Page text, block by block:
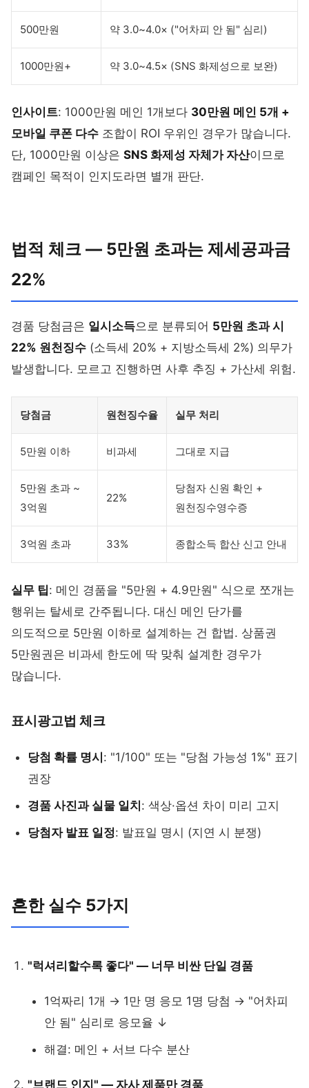
500만원 약 3.0~4.0× ("어차피 안 됨" 심리)
1000만원+ 약 3.0~4.5× (SNS 화제성으로 보완)
인사이트: 1000만원 메인 1개보다 30만원 메인 5개 +
모바일 쿠폰 다수 조합이 ROI 우위인 경우가 많습니다.
단, 1000만원 이상은 SNS 화제성 자체가 자산이므로
캠페인 목적이 인지도라면 별개 판단.
법적 체크 — 5만원 초과는 제세공과금
22%
경품 당첨금은 일시소득으로 분류되어 5만원 초과 시
22% 원천징수 (소득세 20% + 지방소득세 2%) 의무가
발생합니다. 모르고 진행하면 사후 추징 + 가산세 위험.
당첨금 원천징수율 실무 처리
5만원 이하 비과세 그대로 지급
5만원 초과 ~
3억원
22%
당첨자 신원 확인 +
원천징수영수증
3억원 초과 33% 종합소득 합산 신고 안내
실무 팁: 메인 경품을 "5만원 + 4.9만원" 식으로 쪼개는
행위는 탈세로 간주됩니다. 대신 메인 단가를
의도적으로 5만원 이하로 설계하는 건 합법. 상품권
5만원권은 비과세 한도에 딱 맞춰 설계한 경우가
많습니다.
표시광고법 체크
당첨 확률 명시: "1/100" 또는 "당첨 가능성 1%" 표기
권장
경품 사진과 실물 일치: 색상·옵션 차이 미리 고지
당첨자 발표 일정: 발표일 명시 (지연 시 분쟁)
흔한 실수 5가지
"럭셔리할수록 좋다" — 너무 비싼 단일 경품
1억짜리 1개 → 1만 명 응모 1명 당첨 → "어차피
안 됨" 심리로 응모율 ↓
해결: 메인 + 서브 다수 분산
"브랜드 인지" — 자사 제품만 경품